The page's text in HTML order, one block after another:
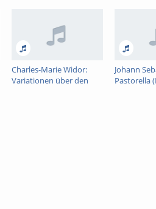
Charles-Marie Widor:
Variationen über den
Johann
Pastorella